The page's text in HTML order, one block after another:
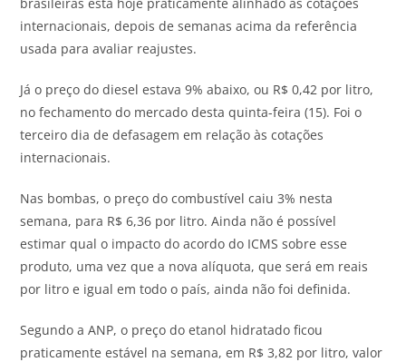
internacionais, depois de semanas acima da referência
usada para avaliar reajustes.
Já o preço do diesel estava 9% abaixo, ou R$ 0,42 por litro,
no fechamento do mercado desta quinta-feira (15). Foi o
terceiro dia de defasagem em relação às cotações
internacionais.
Nas bombas, o preço do combustível caiu 3% nesta
semana, para R$ 6,36 por litro. Ainda não é possível
estimar qual o impacto do acordo do ICMS sobre esse
produto, uma vez que a nova alíquota, que será em reais
por litro e igual em todo o país, ainda não foi definida.
Segundo a ANP, o preço do etanol hidratado ficou
praticamente estável na semana, em R$ 3,82 por litro, valor